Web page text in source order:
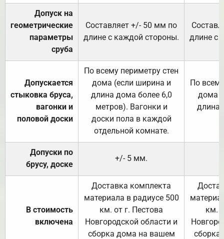
Допуск на
геометрические
параметры
сруба
Составляет +/- 50 мм по
длине с каждой стороны.
длине с
Допускается
стыковка бруса,
вагонки и
половой доски
По всему периметру стен
дома (если ширина и
длина дома более 6,0
метров). Вагонки и
доски пола в каждой
отдельной комнате.
По
дома
длина
Допуски по
брусу, доске
+/- 5 мм.
В стоимость
включена
Доставка комплекта
материала в радиусе 500
км. от г. Пестова
Новгородской области и
сборка дома на вашем
км.